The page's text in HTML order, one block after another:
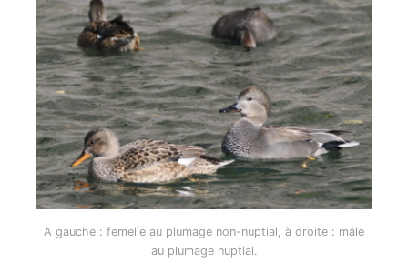
A gauche : femelle au plumage non-nuptial, à droite : mâle
au plumage nuptial.